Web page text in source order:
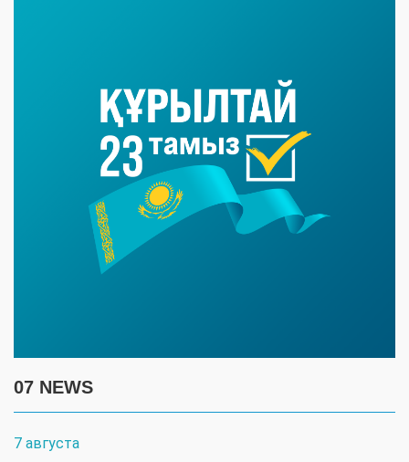
07 NEWS
7 августа